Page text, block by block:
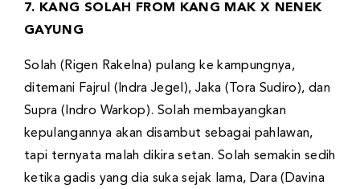
7. KANG SOLAH FROM KANG MAK X NENEK
GAYUNG
Solah (Rigen Rakelna) pulang ke kampungnya,
ditemani Fajrul (Indra Jegel), Jaka (Tora Sudiro), dan
Supra (Indro Warkop). Solah membayangkan
kepulangannya akan disambut sebagai pahlawan,
tapi ternyata malah dikira setan. Solah semakin sedih
ketika gadis yang dia suka sejak lama, Dara (Davina